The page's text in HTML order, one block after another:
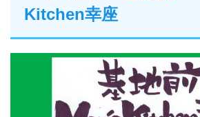
Kitchen幸座